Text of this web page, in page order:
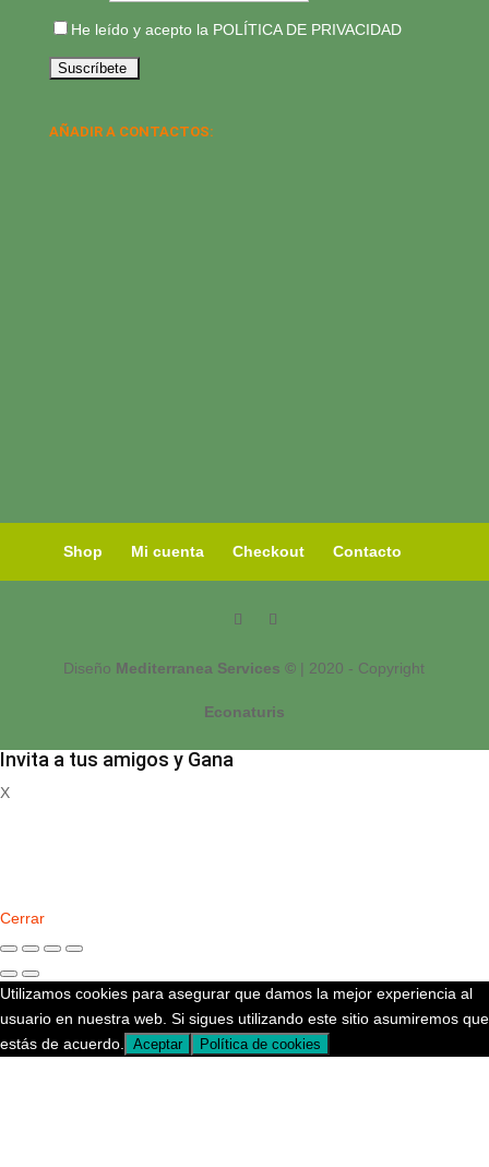
He leído y acepto la POLÍTICA DE PRIVACIDAD
AÑADIR A CONTACTOS:
Shop Mi cuenta Checkout Contacto
Diseño Mediterranea Services © | 2020 - Copyright
Econaturis
Invita a tus amigos y Gana
X
Cerrar
Utilizamos cookies para asegurar que damos la mejor experiencia al
usuario en nuestra web. Si sigues utilizando este sitio asumiremos que
estás de acuerdo.
Aceptar Política de cookies